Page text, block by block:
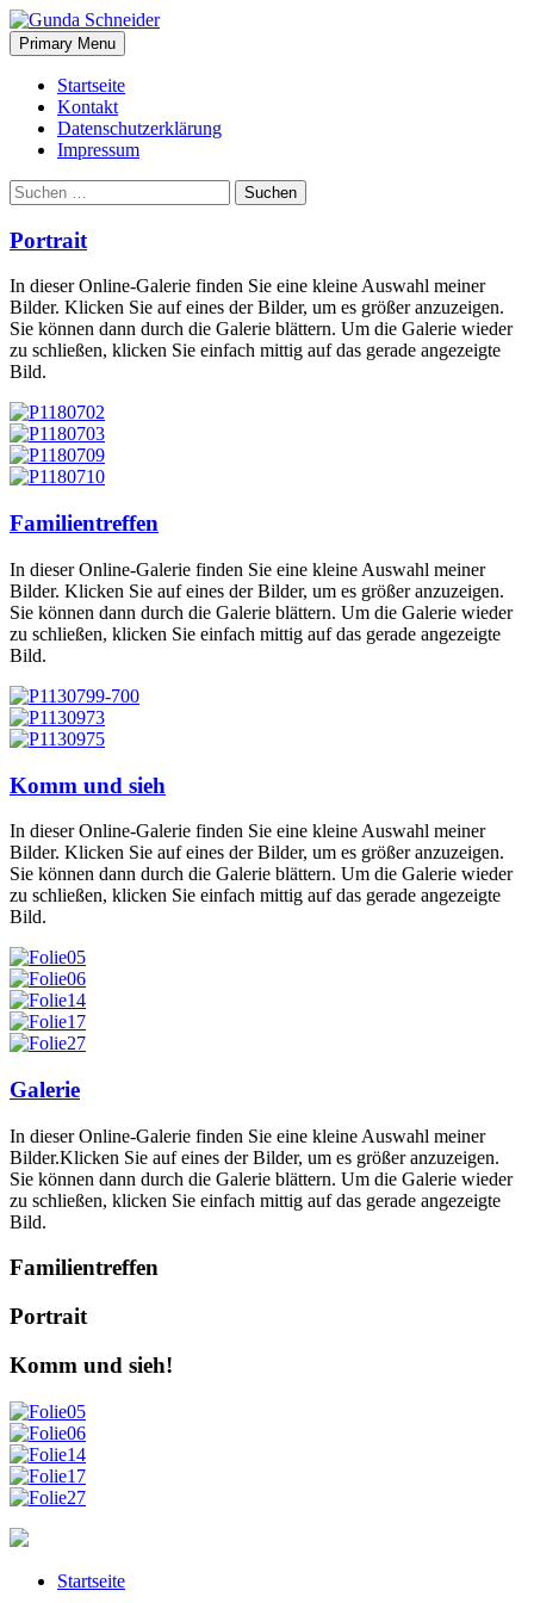
Search
Primary Menu Skip
to
content
Startseite
Kontakt
Datenschutzerklärung
Impressum
Suchen
nach:
Portrait
In dieser Online-Galerie finden Sie eine kleine Auswahl meiner
Bilder. Klicken Sie auf eines der Bilder, um es größer anzuzeigen.
Sie können dann durch die Galerie blättern. Um die Galerie wieder
zu schließen, klicken Sie einfach mittig auf das gerade angezeigte
Bild.
Familientreffen
In dieser Online-Galerie finden Sie eine kleine Auswahl meiner
Bilder. Klicken Sie auf eines der Bilder, um es größer anzuzeigen.
Sie können dann durch die Galerie blättern. Um die Galerie wieder
zu schließen, klicken Sie einfach mittig auf das gerade angezeigte
Bild.
Komm und sieh
In dieser Online-Galerie finden Sie eine kleine Auswahl meiner
Bilder. Klicken Sie auf eines der Bilder, um es größer anzuzeigen.
Sie können dann durch die Galerie blättern. Um die Galerie wieder
zu schließen, klicken Sie einfach mittig auf das gerade angezeigte
Bild.
Galerie
In dieser Online-Galerie finden Sie eine kleine Auswahl meiner
Bilder.Klicken Sie auf eines der Bilder, um es größer anzuzeigen.
Sie können dann durch die Galerie blättern. Um die Galerie wieder
zu schließen, klicken Sie einfach mittig auf das gerade angezeigte
Bild.
Familientreffen
Portrait
Komm und sieh!
Startseite